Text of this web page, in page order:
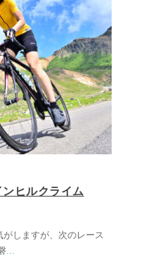
ヒルクライム
しますが、次のレース
...